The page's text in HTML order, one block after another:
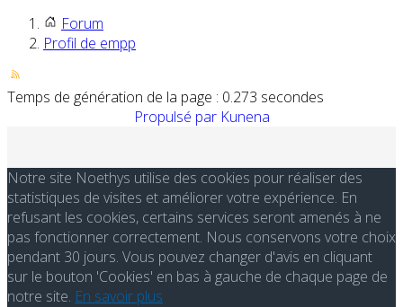
Forum
Profil de empp
Temps de génération de la page : 0.273 secondes
Propulsé par Kunena
Notre site Noethys utilise des cookies pour réaliser des
statistiques de visites et améliorer votre expérience. En
refusant les cookies, certains services seront amenés à ne
pas fonctionner correctement. Nous conservons votre choix
pendant 30 jours. Vous pouvez changer d'avis en cliquant
sur le bouton 'Cookies' en bas à gauche de chaque page de
notre site. En savoir plus